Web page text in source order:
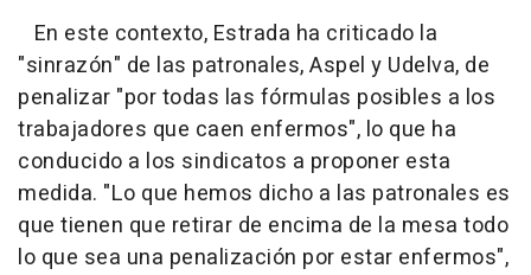
En este contexto, Estrada ha criticado la
"sinrazón" de las patronales, Aspel y Udelva, de
penalizar "por todas las fórmulas posibles a los
trabajadores que caen enfermos", lo que ha
conducido a los sindicatos a proponer esta
medida. "Lo que hemos dicho a las patronales es
que tienen que retirar de encima de la mesa todo
lo que sea una penalización por estar enfermos",